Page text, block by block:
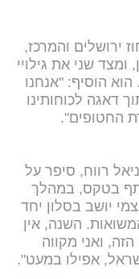
ירושלים והמרכז,
שני את גילויי
הוסיף: "אנחנו
דאגה לכוחותינו
החטופים".
רווח, סיפר על
בטקס, במהלך
יושב בסלון יחד
השנה, אין
ואני מקווה
אפילו במעט".